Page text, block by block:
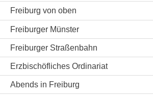
Freiburg von oben
Freiburger Münster
Freiburger Straßenbahn
Erzbischöfliches Ordinariat
Abends in Freiburg